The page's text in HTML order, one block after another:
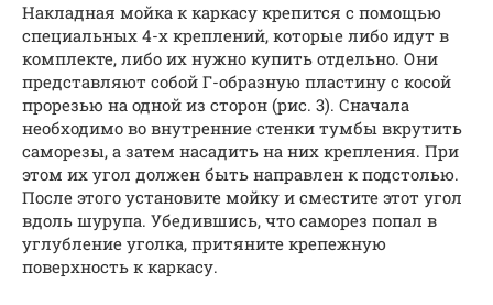
Накладная мойка к каркасу крепится с помощью
специальных 4-х креплений, которые либо идут в
комплекте, либо их нужно купить отдельно. Они
представляют собой Г-образную пластину с косой
прорезью на одной из сторон (рис. 3). Сначала
необходимо во внутренние стенки тумбы вкрутить
саморезы, а затем насадить на них крепления. При
этом их угол должен быть направлен к подстолью.
После этого установите мойку и сместите этот угол
вдоль шурупа. Убедившись, что саморез попал в
углубление уголка, притяните крепежную
поверхность к каркасу.